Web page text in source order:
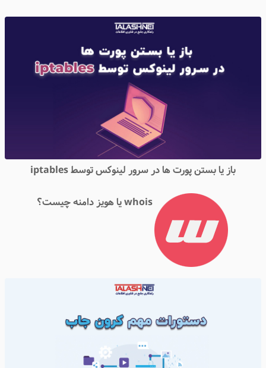
باز یا بستن پورت ها در سرور لینوکس توسط iptables
whois یا هویز دامنه چیست؟